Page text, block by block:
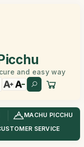
and easy way
MACHU PICCHU
SERVICE